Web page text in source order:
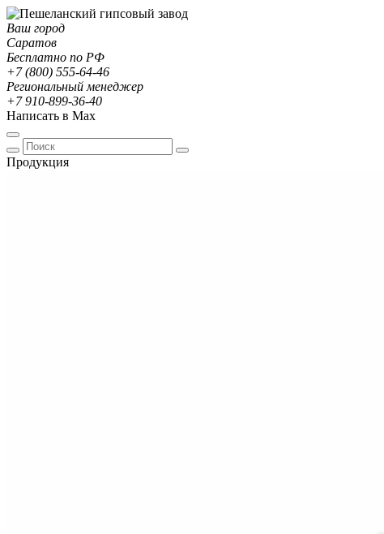
Ваш город
Саратов
Бесплатно по РФ
+7 (800) 555-64-46
Региональный менеджер
+7 910-899-36-40
Написать в Max
Продукция